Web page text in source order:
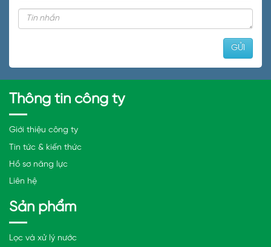
Thông tin công ty
Giới thiệu công ty
Tin tức & kiến thức
Hồ sơ năng lực
Liên hệ
Sản phẩm
Lọc và xử lý nước